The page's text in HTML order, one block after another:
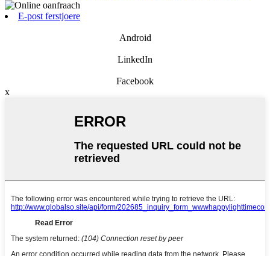
E-post ferstjoere
Android
LinkedIn
Facebook
x